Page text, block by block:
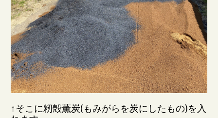
↑そこに籾殻薫炭(もみがらを炭にしたもの)を入